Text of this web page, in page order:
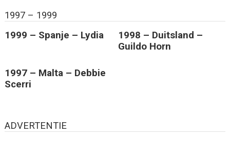
1997 – 1999
1999 – Spanje – Lydia
1998 – Duitsland –
Guildo Horn
1997 – Malta – Debbie
Scerri
ADVERTENTIE